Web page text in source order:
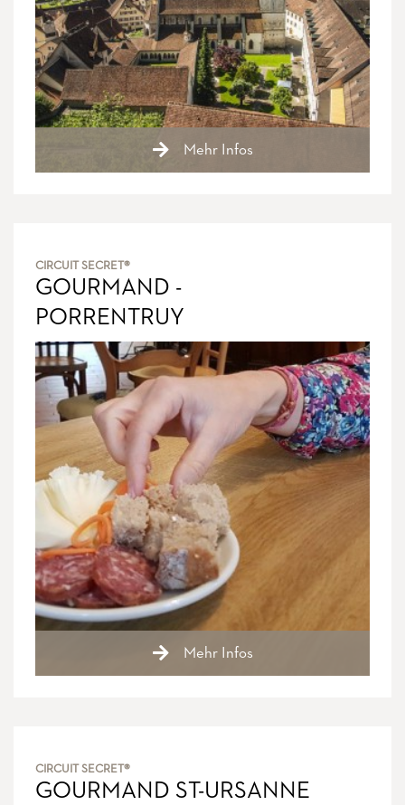
Mehr Infos
CIRCUIT SECRET®
GOURMAND -
PORRENTRUY
Mehr Infos
CIRCUIT SECRET®
GOURMAND ST-URSANNE